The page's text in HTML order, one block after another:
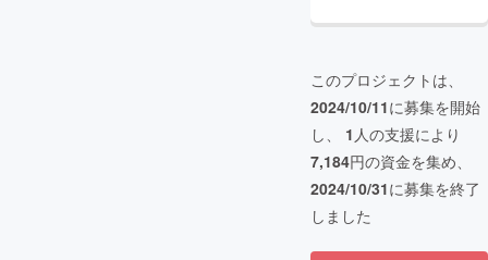
このプロジェクトは、
2024/10/11に募集を開始
し、 1 人の支援により
7,184円の資金を集め、
2024/10/31に募集を終了
しました